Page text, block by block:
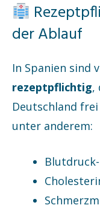
der Ablauf
In Spanien sind
rezeptpflichtig,
Deutschland
unter anderem: